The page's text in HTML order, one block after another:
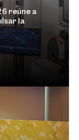
reúne a
la